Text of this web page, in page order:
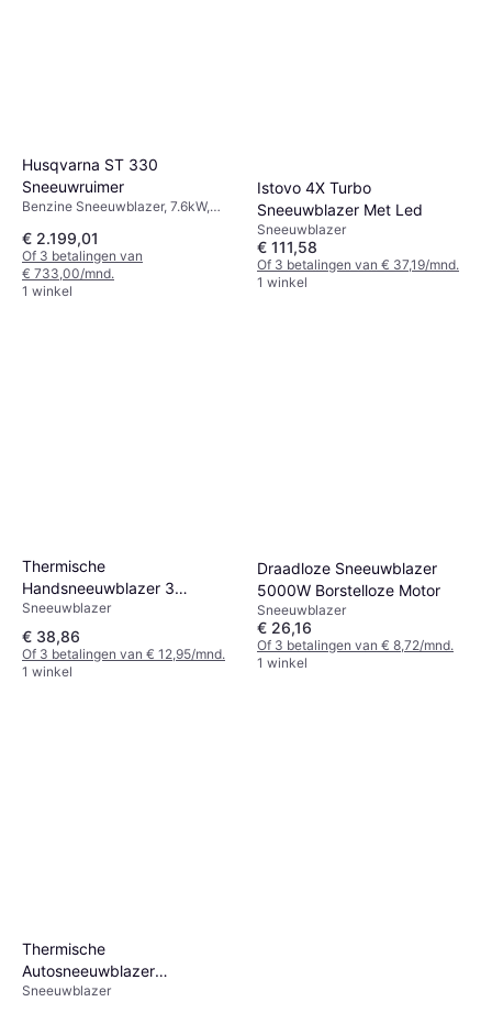
Husqvarna ST 330
Sneeuwruimer
Benzine Sneeuwblazer, 7.6kW,
Eénhandige Bediening,
Inlaatbreedte: 76 cm
€ 2.199,01
Of 3 betalingen van
€ 733,00/mnd.
1 winkel
Istovo 4X Turbo
Sneeuwblazer Met Led
Sneeuwblazer
€ 111,58
Of 3 betalingen van € 37,19/mnd.
1 winkel
Thermische
Handsneeuwblazer 3
Snelheden
Sneeuwblazer
€ 38,86
Of 3 betalingen van € 12,95/mnd.
1 winkel
Draadloze Sneeuwblazer
5000W Borstelloze Motor
Sneeuwblazer
€ 26,16
Of 3 betalingen van € 8,72/mnd.
1 winkel
Thermische
Autosneeuwblazer
Verstelbaar Draagbaar 2026
Sneeuwblazer